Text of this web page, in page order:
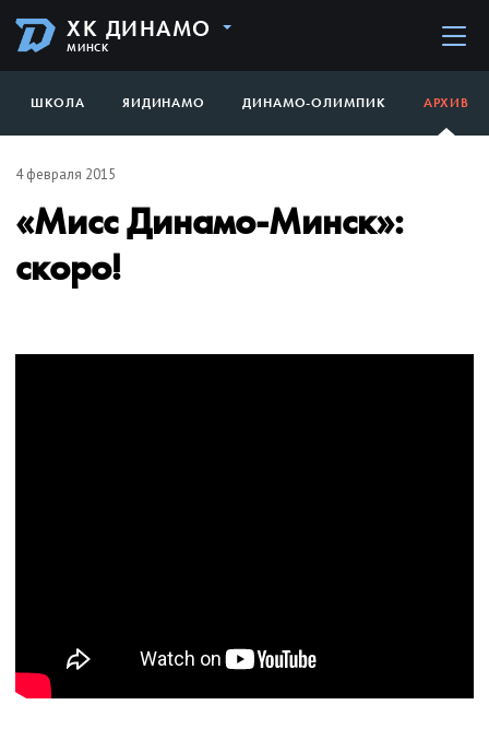
ХК ДИНАМО
МИНСК
ШКОЛА ЯИДИНАМО ДИНАМО-ОЛИМПИК АРХИВ
4 февраля 2015
«Мисс Динамо-Минск»:
скоро!